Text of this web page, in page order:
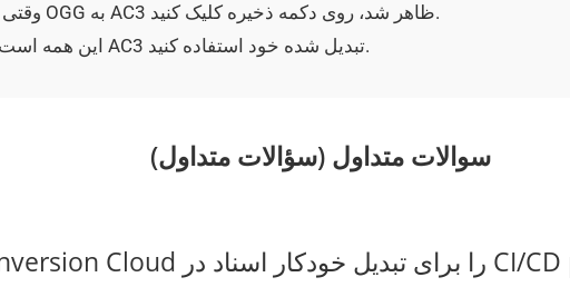
وقتی بعد از تبدیل موفقیت آمیز فرمت OGG به AC3 ظاهر شد، روی دکمه ذخیره کلیک کنید.
این همه است! در صورت نیاز می توانید از سند AC3 تبدیل شده خود استفاده کنید.
سوالات متداول (سؤالات متداول)